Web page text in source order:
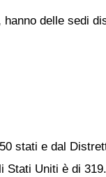
delle sedi
stati e dal
Uniti è di